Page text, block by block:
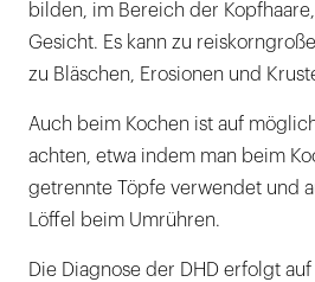
bilden, im Bereich der
Gesicht. Es kann zu
zu Bläschen, Erosionen und
Auch beim Kochen ist auf
achten, etwa indem man beim
getrennte Töpfe verwendet und
Löffel beim Umrühren.
Die Diagnose der DHD erfolgt